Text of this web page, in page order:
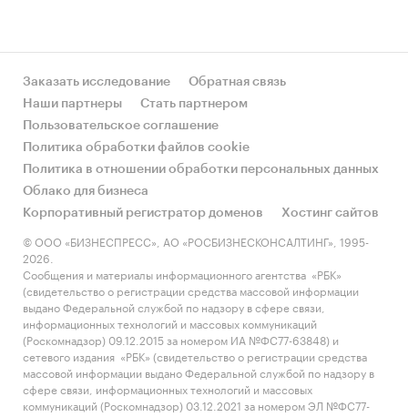
Заказать исследование
Обратная связь
Наши партнеры
Стать партнером
Пользовательское соглашение
Политика обработки файлов cookie
Политика в отношении обработки персональных данных
Облако для бизнеса
Корпоративный регистратор доменов
Хостинг сайтов
© ООО «БИЗНЕСПРЕСС», АО «РОСБИЗНЕСКОНСАЛТИНГ», 1995-
2026.
Сообщения и материалы информационного агентства «РБК»
(свидетельство о регистрации средства массовой информации
выдано Федеральной службой по надзору в сфере связи,
информационных технологий и массовых коммуникаций
(Роскомнадзор) 09.12.2015 за номером ИА №ФС77-63848) и
сетевого издания «РБК» (свидетельство о регистрации средства
массовой информации выдано Федеральной службой по надзору в
сфере связи, информационных технологий и массовых
коммуникаций (Роскомнадзор) 03.12.2021 за номером ЭЛ №ФС77-